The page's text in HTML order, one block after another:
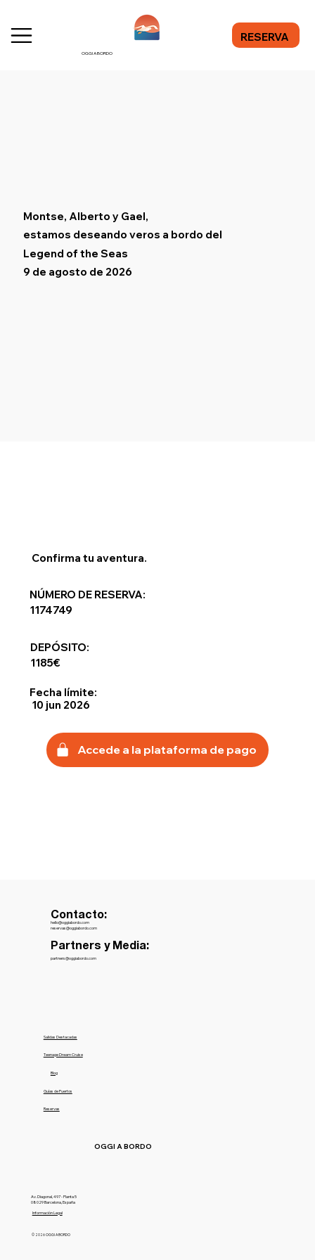
RESERVA
OGGI A BORDO
Confirma tu aventura.
NÚMERO DE RESERVA:
1174749
DEPÓSITO:
1185€
Fecha límite:
10 jun 2026
Accede a la plataforma de pago
Montse, Alberto y Gael,
estamos deseando veros a bordo del
Legend of the Seas
9 de agosto de 2026
OGGI A BORDO
Av. Diagonal, 497 - Planta 5
08029 Barcelona, España
Información Legal
© 2026 OGGI A BORDO
Salidas Destacadas
Teenage Dream Cruise
Guías de Puertos
Blog
Reservas
Contacto:
hello@oggiabordo.com
reservas@oggiabordo.com
Partners y Media:
partners@oggiabordo.com